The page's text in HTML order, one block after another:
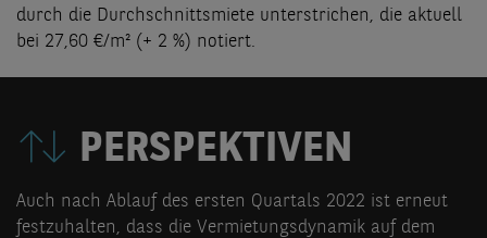
durch die Durchschnittsmiete unterstrichen, die aktuell
bei 27,60 €/m² (+ 2 %) notiert.
PERSPEKTIVEN
Auch nach Ablauf des ersten Quartals 2022 ist erneut
festzuhalten, dass die Vermietungsdynamik auf dem